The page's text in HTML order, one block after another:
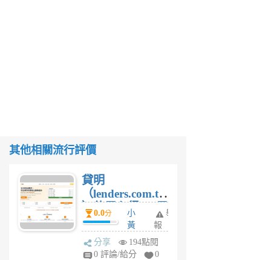
其他相關流行評價
貸明
（lenders.com.tw
）使用心得 — 民
間貸款比較平台
體驗
0.0分
小
黃
蜂
1
舉
報
分享
194點閱
0 評論/給分
0